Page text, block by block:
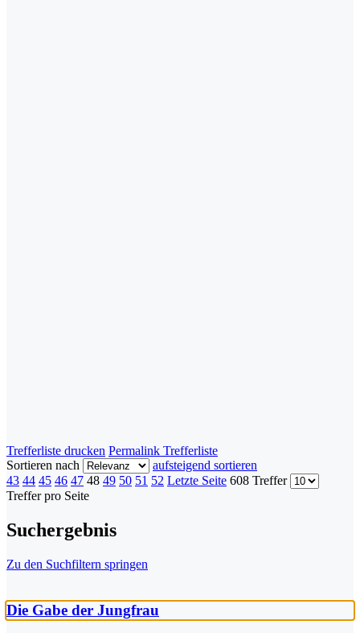
Trefferliste drucken Permalink Trefferliste
Sortieren nach
aufsteigend sortieren
43 44 45 46 47 48 49 50 51 52 Letzte Seite 608 Treffer
Treffer pro Seite
Suchergebnis
Zu den Suchfiltern springen
Die Gabe der Jungfrau